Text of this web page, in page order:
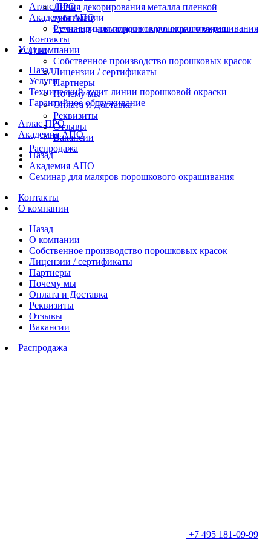
Атлас ПРО
Академия АПО
Семинар для маляров порошкового окрашивания
Контакты
О компании
Собственное производство порошковых красок
Лицензии / сертификаты
Партнеры
Почему мы
Оплата и Доставка
Реквизиты
Отзывы
Вакансии
Распродажа
Линия декорирования металла пленкой
сублимации
Ручная линия порошкового окрашивания
Услуги
Назад
Услуги
Технический аудит линии порошковой окраски
Гарантийное обслуживание
Атлас ПРО
Академия АПО
Назад
Академия АПО
Семинар для маляров порошкового окрашивания
Контакты
О компании
Назад
О компании
Собственное производство порошковых красок
Лицензии / сертификаты
Партнеры
Почему мы
Оплата и Доставка
Реквизиты
Отзывы
Вакансии
Распродажа
+7 495 181-09-99